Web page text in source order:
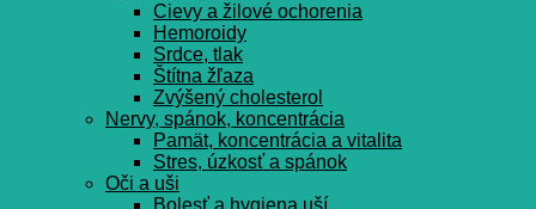
Cievy a žilové ochorenia
Hemoroidy
Srdce, tlak
Štítna žľaza
Zvýšený cholesterol
Nervy, spánok, koncentrácia
Pamät, koncentrácia a vitalita
Stres, úzkosť a spánok
Oči a uši